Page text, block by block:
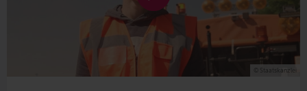
© Staatskanzlei